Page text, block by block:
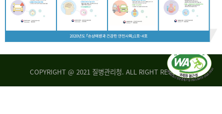
COPYRIGHT @ 2021 질병관리청. ALL RIGHT RESERVED